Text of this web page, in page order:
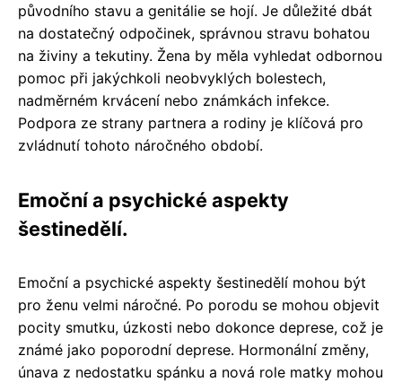
původního stavu a genitálie se hojí. Je důležité dbát
na dostatečný odpočinek, správnou stravu bohatou
na živiny a tekutiny. Žena by měla vyhledat odbornou
pomoc při jakýchkoli neobvyklých bolestech,
nadměrném krvácení nebo známkách infekce.
Podpora ze strany partnera a rodiny je klíčová pro
zvládnutí tohoto náročného období.
Emoční a psychické aspekty
šestinedělí.
Emoční a psychické aspekty šestinedělí mohou být
pro ženu velmi náročné. Po porodu se mohou objevit
pocity smutku, úzkosti nebo dokonce deprese, což je
známé jako poporodní deprese. Hormonální změny,
únava z nedostatku spánku a nová role matky mohou